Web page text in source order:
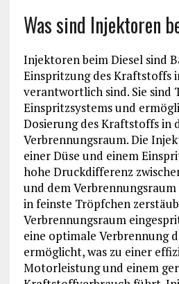
Was sind Injektoren
Injektoren beim Diesel sind
Einspritzung des Kraftstoffs
verantwortlich sind. Sie sind
Einspritzsystems und
Dosierung des Kraftstoffs in
Verbrennungsraum. Die
einer Düse und einem
hohe Druckdifferenz
und dem
in feinste Tröpfchen
Verbrennungsraum
eine optimale Verbrennung
ermöglicht, was zu einer
Motorleistung und einem